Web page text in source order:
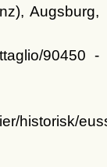
Augsburg,
90450 -
historisk/